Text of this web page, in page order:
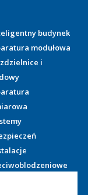
budynek
modułowa
i